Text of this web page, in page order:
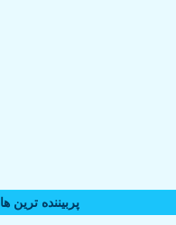
پربیننده ترین ها